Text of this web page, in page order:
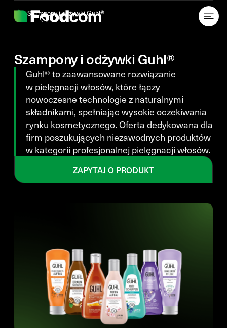
Szampony i odżywki Guhl®
Szampony i odżywki Guhl®
Guhl® to zaawansowane rozwiązanie
w pielęgnacji włosów, które łączy
nowoczesne technologie z naturalnymi
składnikami, spełniając wysokie oczekiwania
rynku kosmetycznego. Oferta dedykowana dla
firm poszukujących niezawodnych produktów
w kategorii profesjonalnej pielęgnacji włosów.
ZAPYTAJ O PRODUKT